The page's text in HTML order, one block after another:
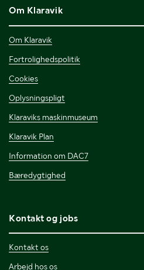
Om Klaravik
Om Klaravik
Fortrolighedspolitik
Cookies
Oplysningspligt
Klaraviks maskinmuseum
Klaravik Plan
Information om DAC7
Bæredygtighed
Kontakt og jobs
Kontakt os
Arbejd hos os